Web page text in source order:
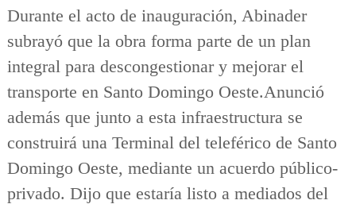
Durante el acto de inauguración, Abinader
subrayó que la obra forma parte de un plan
integral para descongestionar y mejorar el
transporte en Santo Domingo Oeste.Anunció
además que junto a esta infraestructura se
construirá una Terminal del teleférico de Santo
Domingo Oeste, mediante un acuerdo público-
privado. Dijo que estaría listo a mediados del